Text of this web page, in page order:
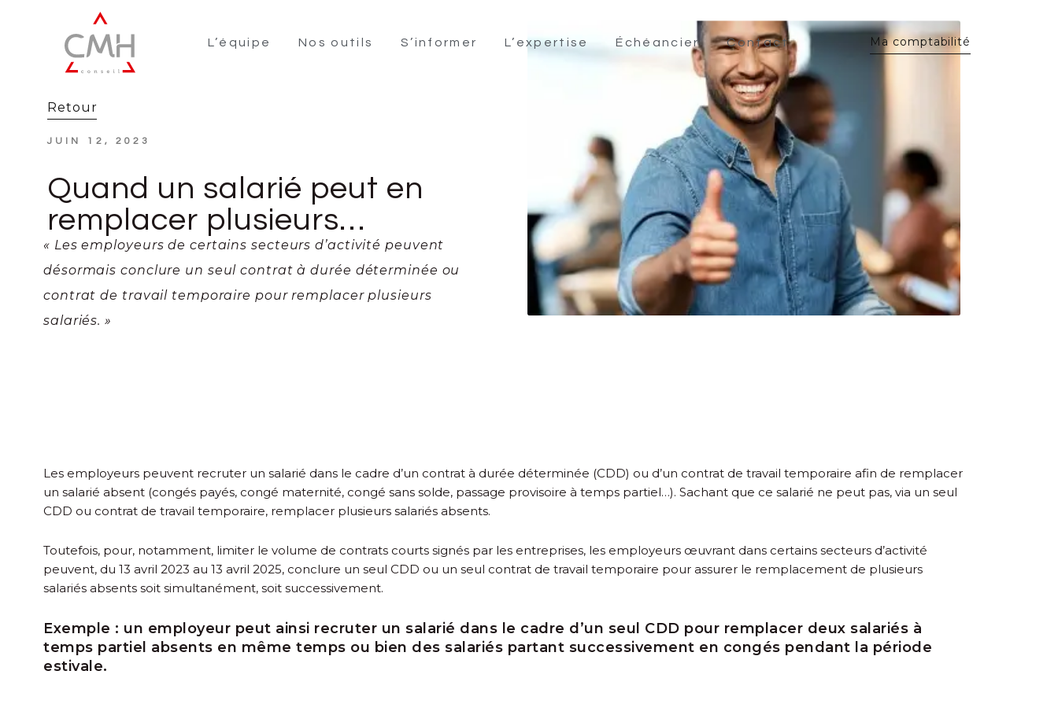
L’équipe Nos outils S’informer L’expertise Échéancier Contact Ma comptabilité
Retour
JUIN 12, 2023
Quand un salarié peut en
remplacer plusieurs…
« Les employeurs de certains secteurs d’activité peuvent
désormais conclure un seul contrat à durée déterminée ou
contrat de travail temporaire pour remplacer plusieurs
salariés. »
Les employeurs peuvent recruter un salarié dans le cadre d’un contrat à durée déterminée (CDD) ou d’un contrat de travail temporaire afin de remplacer
un salarié absent (congés payés, congé maternité, congé sans solde, passage provisoire à temps partiel…). Sachant que ce salarié ne peut pas, via un seul
CDD ou contrat de travail temporaire, remplacer plusieurs salariés absents.
Toutefois, pour, notamment, limiter le volume de contrats courts signés par les entreprises, les employeurs œuvrant dans certains secteurs d’activité
peuvent, du 13 avril 2023 au 13 avril 2025, conclure un seul CDD ou un seul contrat de travail temporaire pour assurer le remplacement de plusieurs
salariés absents soit simultanément, soit successivement.
Exemple : un employeur peut ainsi recruter un salarié dans le cadre d’un seul CDD pour remplacer deux salariés à
temps partiel absents en même temps ou bien des salariés partant successivement en congés pendant la période
estivale.